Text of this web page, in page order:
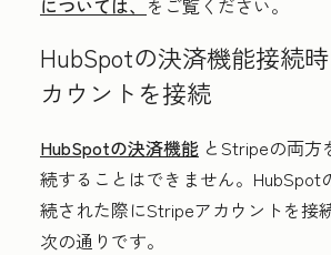
については、 をご覧ください。
HubSpotの決済機能接続
カウントを接続
HubSpotの決済機能 とStripeの両方
続することはできません。HubSpot
続された際にStripeアカウントを接
次の通りです。